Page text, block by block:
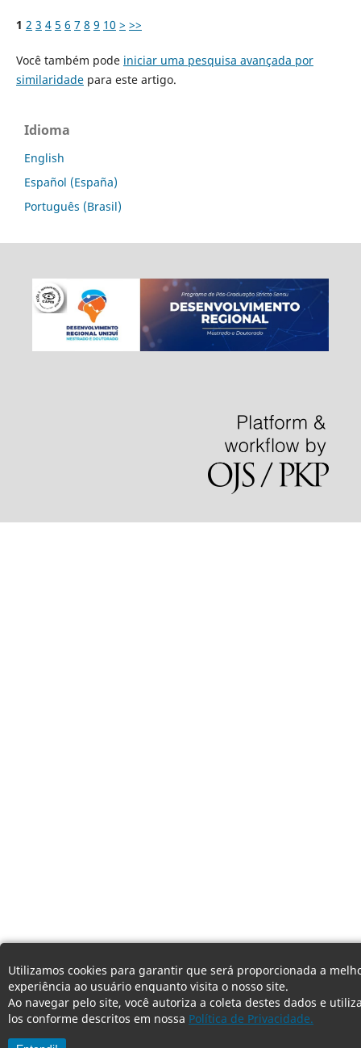
Utilizamos cookies para garantir que será proporcionada a
experiência ao usuário enquanto visita o nosso site.
Ao navegar pelo site, você autoriza a coleta destes dados e
los conforme descritos em nossa Política de Privacidade.
1 2 3 4 5 6 7 8 9 10 > >>
Você também pode iniciar uma pesquisa avançada por
similaridadepara este artigo.
Idioma
English
Español (España)
Português (Brasil)